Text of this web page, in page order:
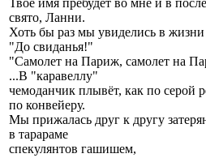
свято, Ланни.
Хоть бы раз мы увиделись в жизни
"До свиданья!"
"Самолет на Париж, самолет на
...В "каравеллу"
чемоданчик плывёт, как по серой
по конвейеру.
Мы прижалась друг к другу
в тарараме
спекулянтов гашишем,